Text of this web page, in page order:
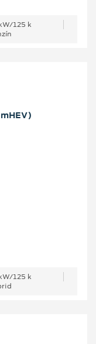
125 k
125 k